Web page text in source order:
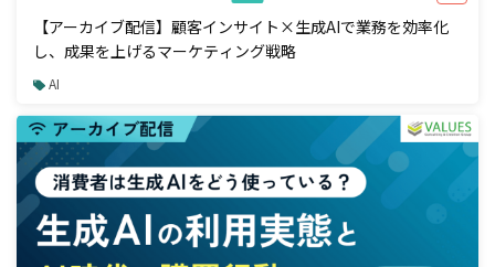
【アーカイブ配信】顧客インサイト×生成AIで業務を効率化
し、成果を上げるマーケティング戦略
AI